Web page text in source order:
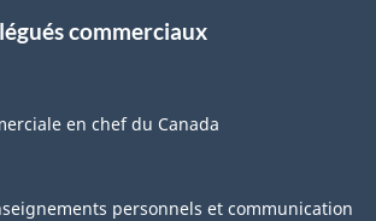
commerciaux
en chef du Canada
personnels et communication